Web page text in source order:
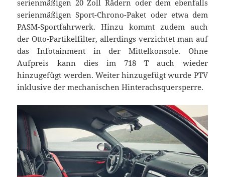
serienmäßigen 20 Zoll Rädern oder dem ebenfalls
serienmäßigen Sport-Chrono-Paket oder etwa dem
PASM-Sportfahrwerk. Hinzu kommt zudem auch
der Otto-Partikelfilter, allerdings verzichtet man auf
das Infotainment in der Mittelkonsole. Ohne
Aufpreis kann dies im 718 T auch wieder
hinzugefügt werden. Weiter hinzugefügt wurde PTV
inklusive der mechanischen Hinterachsquersperre.